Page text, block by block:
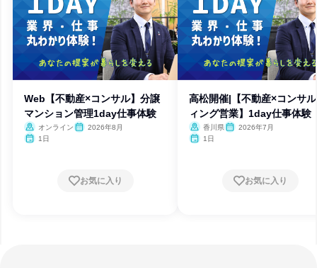
Web【不動産×コンサル】分譲
マンション管理1day仕事体験
オンライン
2026年8月
1日
お気に入り
高松開催|【不動産×コンサ
ィング営業】1day仕事体験
香川県
2026年7月
1日
お気に入り